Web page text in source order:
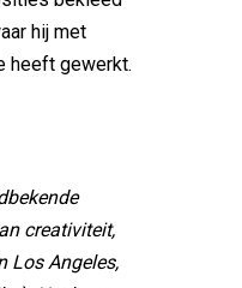
hij met
heeft gewerkt.
creativiteit,
Los Angeles,